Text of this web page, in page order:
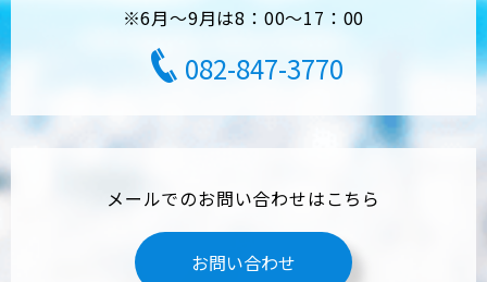
※6月～9月は8：00～17：00
082-847-3770
メールでのお問い合わせはこちら
お問い合わせ